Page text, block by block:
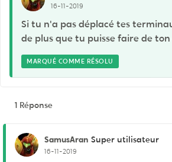
16-11-2019
Si tu n'a pas déplacé tes
de plus que tu puisse faire de
MARQUÉ COMME RÉSOLU
1 Réponse
SamusAran Super utilisateur
16-11-2019